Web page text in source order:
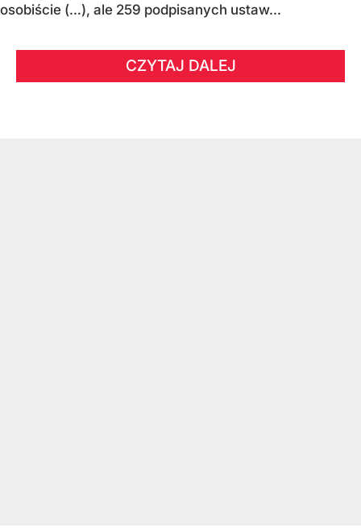
osobiście (…), ale 259 podpisanych ustaw...
CZYTAJ DALEJ